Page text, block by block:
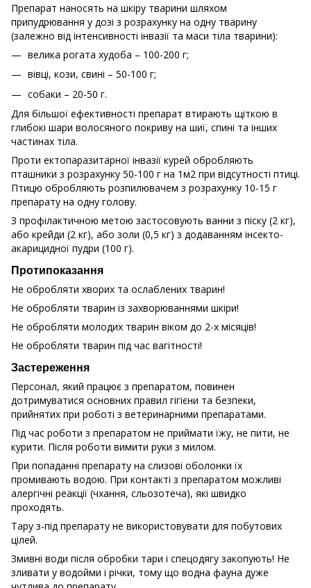
Препарат наносять на шкіру тварини шляхом
припудрювання у дозі з розрахунку на одну тварину
(залежно від інтенсивності інвазії та маси тіла тварини):
велика рогата худоба – 100-200 г;
вівці, кози, свині – 50-100 г;
собаки – 20-50 г.
Для більшої ефективності препарат втирають щіткою в
глибокі шари волосяного покриву на шиї, спині та інших
частинах тіла.
Проти ектопаразитарної інвазії курей обробляють
пташники з розрахунку 50-100 г на 1м2 при відсутності птиці.
Птицю обробляють розпилювачем з розрахунку 10-15 г
препарату на одну голову.
З профілактичною метою застосовують ванни з піску (2 кг),
або крейди (2 кг), або золи (0,5 кг) з додаванням інсекто-
акарицидної пудри (100 г).
Протипоказання
Не обробляти хворих та ослаблених тварин!
Не обробляти тварин із захворюваннями шкіри!
Не обробляти молодих тварин віком до 2-х місяців!
Не обробляти тварин під час вагітності!
Застереження
Персонал, який працює з препаратом, повинен
дотримуватися основних правил гігієни та безпеки,
прийнятих при роботі з ветеринарними препаратами.
Під час роботи з препаратом не приймати їжу, не пити, не
курити. Після роботи вимити руки з милом.
При попаданні препарату на слизові оболонки їх
промивають водою. При контакті з препаратом можливі
алергічні реакції (чхання, сльозотеча), які швидко
проходять.
Тару з-під препарату не використовувати для побутових
цілей.
Змивні води після обробки тари і спецодягу закопують! Не
зливати у водойми і річки, тому що водна фауна дуже